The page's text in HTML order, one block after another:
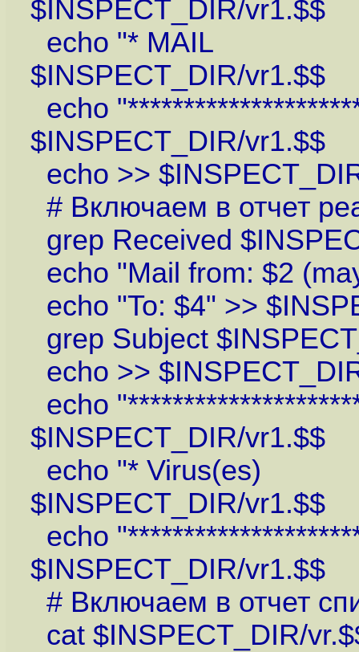
$INSPECT_DIR/vr1.$$
echo "*
$INSPECT_DIR/vr1.$$
echo
$INSPECT_DIR/vr1.$$
echo >>
# Включаем в отчет
grep Received
echo "Mail from: $2
echo "To: $4" >>
grep Subject
echo >>
echo
$INSPECT_DIR/vr1.$$
echo "*
$INSPECT_DIR/vr1.$$
echo
$INSPECT_DIR/vr1.$$
# Включаем в отчет
cat $INSPECT_DIR/